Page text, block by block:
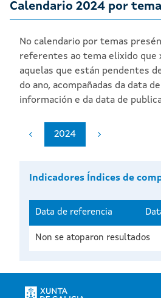
Calendario 2024 por
No calendario por temas
referentes ao tema elixido que
aquelas que están pendentes
do ano, acompañadas da data
información e da data de
2024
Indicadores Índices de
Data de referencia
Non se atoparon resultados